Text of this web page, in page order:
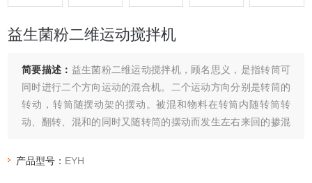
益生菌粉二维运动搅拌机
简要描述： 益生菌粉二维运动搅拌机，顾名思义，是指转筒可
同时进行二个方向运动的混合机。二个运动方向分别是转筒的
转动，转筒随摆动架的摆动。被混和物料在转筒内随转筒转
动、翻转、混和的同时又随转筒的摆动而发生左右来回的掺混
的混和。
产品型号： EYH